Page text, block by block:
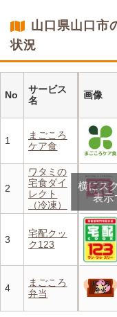
山口県山口市
状況
No
サービス
名
画像
1
まごころ
ケア食
2
ワタミの
宅食ダイ
レクト
（冷凍）
3
宅配クッ
ク123
4
まごころ
弁当
横にス
表示